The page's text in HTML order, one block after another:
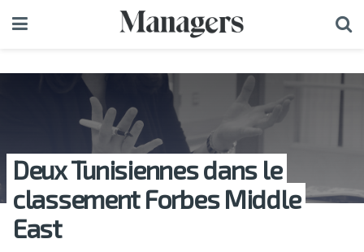
Deux Tunisiennes dans le
classement Forbes Middle
East